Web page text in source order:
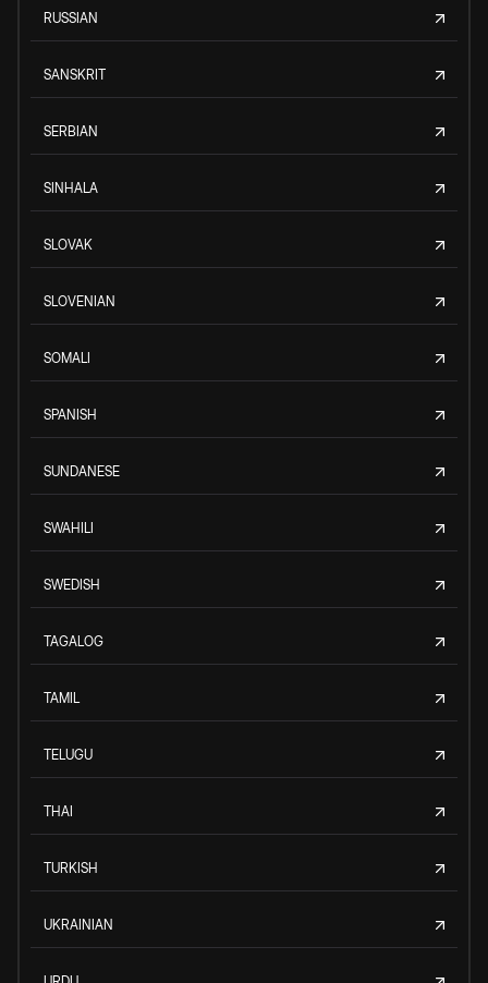
RUSSIAN
SANSKRIT
SERBIAN
SINHALA
SLOVAK
SLOVENIAN
SOMALI
SPANISH
SUNDANESE
SWAHILI
SWEDISH
TAGALOG
TAMIL
TELUGU
THAI
TURKISH
UKRAINIAN